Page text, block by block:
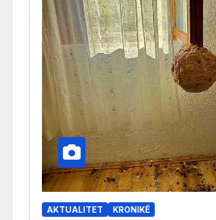
AKTUALITET KRONIKË